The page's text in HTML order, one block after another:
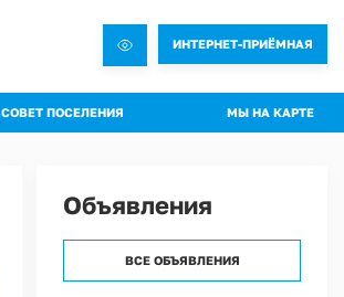
ИНТЕРНЕТ-ПРИЁМНАЯ
СОВЕТ ПОСЕЛЕНИЯ
Проекты Решений совета
Решения Совета
МЫ НА КАРТЕ
Объявления
ВСЕ ОБЪЯВЛЕНИЯ